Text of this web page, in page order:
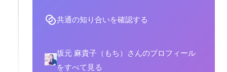
共通の知り合いを確認する
坂元 麻貴子（もち）さんのプロフィール
をすべて見る